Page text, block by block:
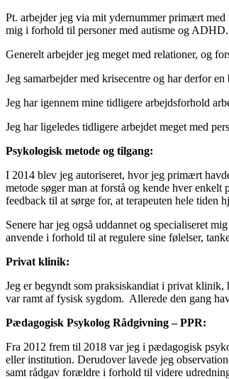
Pt. arbejder jeg via mit ydernummer primært
mig i forhold til personer med autisme og ADHD.
Generelt arbejder jeg meget med relationer, og
Jeg samarbejder med krisecentre og har derfor
Jeg har igennem mine tidligere arbejdsforhold
Jeg har ligeledes tidligere arbejdet meget med
Psykologisk metode og tilgang:
I 2014 blev jeg autoriseret, hvor jeg primært
metode søger man at forstå og kende hver
feedback til at sørge for, at terapeuten hele tiden
Senere har jeg også uddannet og specialiseret
anvende i forhold til at regulere sine følelser,
Privat klinik:
Jeg er begyndt som praksiskandiat i privat klinik,
var ramt af fysisk sygdom. Allerede den gang
Pædagogisk Psykolog Rådgivning – PPR:
Fra 2012 frem til 2018 var jeg i pædagogisk
eller institution. Derudover lavede jeg
samt rådgav forældre i forhold til videre